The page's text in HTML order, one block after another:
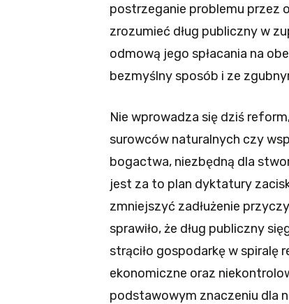
postrzeganie problemu przez
zrozumieć dług publiczny w
odmową jego spłacania na
bezmyślny sposób i ze
Nie wprowadza się dziś
surowców naturalnych czy
bogactwa, niezbędną dla
jest za to plan dyktatury
zmniejszyć zadłużenie
sprawiło, że dług publiczny
strąciło gospodarkę w spiralę
ekonomiczne oraz
podstawowym znaczeniu dla